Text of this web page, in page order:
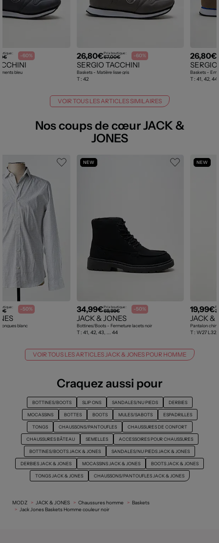
: -60%
bleu
26,80€Prix boutique :
67,00€ -60%
SERGIO TACCHINI
Baskets - Matière lisse gris
T : 42
26,80€
Baskets -
T : 41, 42,
VOIR TOUS LES ARTICLES SIMILAIRES
Nos coups de cœur JACK &
JONES
: -50%
blanc
NEW
34,99€Prix boutique :
69,99€ -50%
JACK & JONES
Bottines/Boots - Fermeture lacets noir
T : 41, 42, 43, ... 44
NEW
19,99€
JACK &
Pantalon
T : W27 L32,
VOIR TOUS LES ARTICLES JACK & JONES POUR HOMME
Craquez aussi pour
BOTTINES/BOOTS SLIP ONS SANDALES/NU PIEDS DERBIES
MOCASSINS BOTTES BOOTS MULES/SABOTS ESPADRILLES
TONGS CHAUSSONS/PANTOUFLES CHAUSSURES DE CONFORT
CHAUSSURES BÂTEAU SEMELLES ACCESSOIRES POUR CHAUSSURES
BOTTINES/BOOTS JACK & JONES SANDALES/NU PIEDS JACK & JONES
DERBIES JACK & JONES MOCASSINS JACK & JONES BOOTS JACK & JONES
TONGS JACK & JONES CHAUSSONS/PANTOUFLES JACK & JONES
MODZ JACK & JONES Chaussures homme
Baskets
Jack Jones Baskets Homme couleur noir